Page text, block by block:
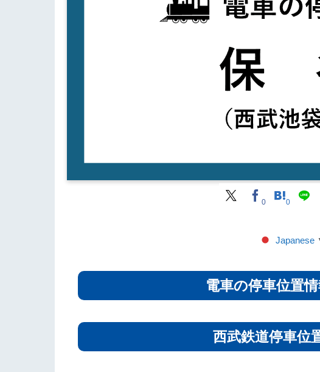
0 0
Japanese
電車の停車位置
西武鉄道停車位